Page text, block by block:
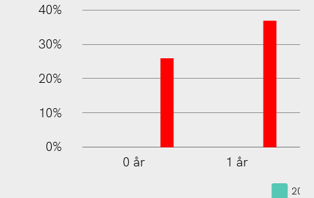
40%
30%
20%
10%
0%
0 år 1 år
2014